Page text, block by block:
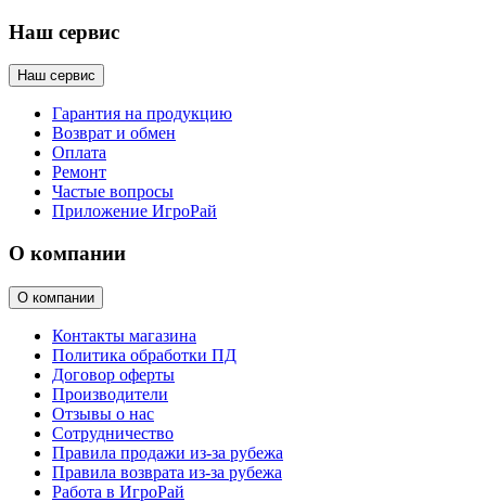
Наш сервис
Наш сервис
Гарантия на продукцию
Возврат и обмен
Оплата
Ремонт
Частые вопросы
Приложение ИгроРай
О компании
О компании
Контакты магазина
Политика обработки ПД
Договор оферты
Производители
Отзывы о нас
Сотрудничество
Правила продажи из-за рубежа
Правила возврата из-за рубежа
Работа в ИгроРай